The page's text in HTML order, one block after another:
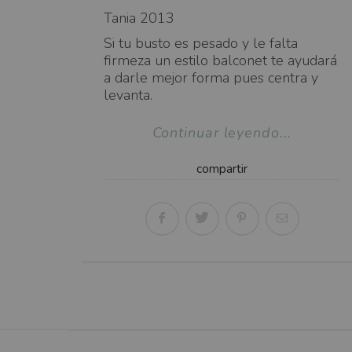
Tania 2013
Si tu busto es pesado y le falta
firmeza un estilo balconet te ayudará
a darle mejor forma pues centra y
levanta.
Continuar leyendo...
compartir